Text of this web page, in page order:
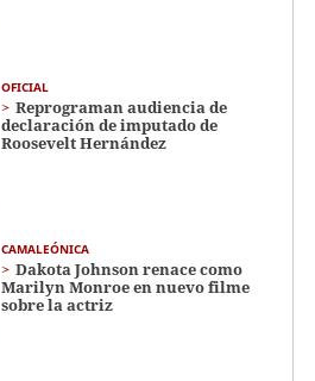
OFICIAL
Reprograman audiencia de
declaración de imputado de
Roosevelt Hernández
CAMALEÓNICA
Dakota Johnson renace como
Marilyn Monroe en nuevo filme
sobre la actriz